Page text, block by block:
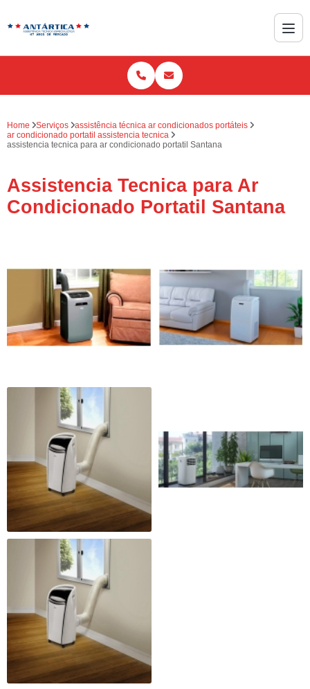
Home Serviços
assistência técnica ar condicionados portáteis
ar condicionado portatil assistencia tecnica
assistencia tecnica para ar condicionado portatil Santana
Assistencia Tecnica para Ar
Condicionado Portatil Santana